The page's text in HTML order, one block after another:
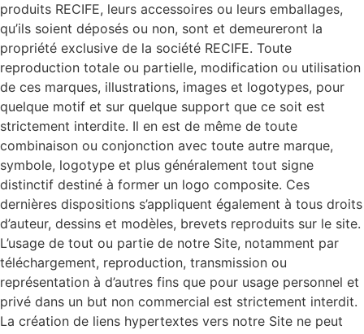
produits RECIFE, leurs accessoires ou leurs emballages,
qu’ils soient déposés ou non, sont et demeureront la
propriété exclusive de la société RECIFE. Toute
reproduction totale ou partielle, modification ou utilisation
de ces marques, illustrations, images et logotypes, pour
quelque motif et sur quelque support que ce soit est
strictement interdite. Il en est de même de toute
combinaison ou conjonction avec toute autre marque,
symbole, logotype et plus généralement tout signe
distinctif destiné à former un logo composite. Ces
dernières dispositions s’appliquent également à tous droits
d’auteur, dessins et modèles, brevets reproduits sur le site.
L’usage de tout ou partie de notre Site, notamment par
téléchargement, reproduction, transmission ou
représentation à d’autres fins que pour usage personnel et
privé dans un but non commercial est strictement interdit.
La création de liens hypertextes vers notre Site ne peut